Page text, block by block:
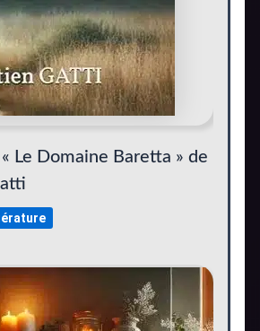
Le Domaine Baretta » de